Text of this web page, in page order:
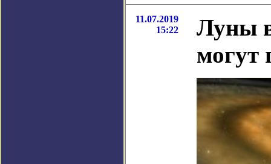
11.07.2019
15:22
Луны
могут